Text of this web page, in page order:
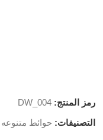
رمز المنتج:DW_004
التصنيفات: حوائط متنوعه